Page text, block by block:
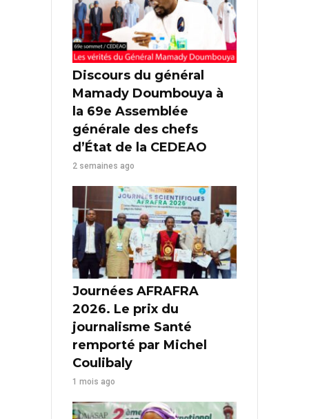
Discours du général
Mamady Doumbouya à
la 69e Assemblée
générale des chefs
d’État de la CEDEAO
2 semaines ago
Journées AFRAFRA
2026. Le prix du
journalisme Santé
remporté par Michel
Coulibaly
1 mois ago